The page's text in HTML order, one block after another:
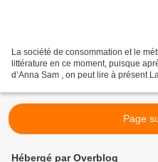
La société de consommation et le
littérature en ce moment, puisque
d’Anna Sam , on peut lire à présent
Page
Hébergé par Overblog